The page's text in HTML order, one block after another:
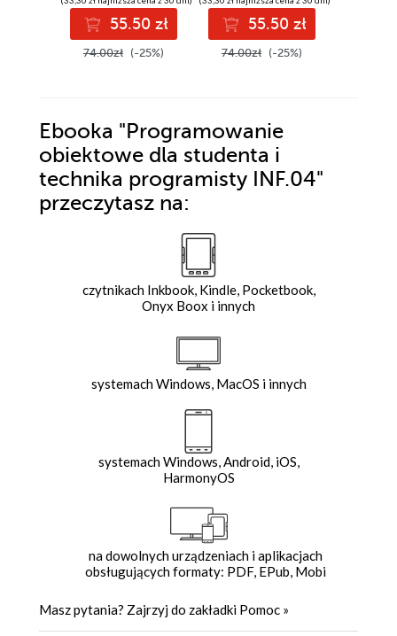
55.50 zł
74.00zł (-25%)
55.50 zł
74.00zł (-25%)
Ebooka "Programowanie
obiektowe dla studenta i
technika programisty INF.04"
przeczytasz na:
czytnikach Inkbook, Kindle, Pocketbook,
Onyx Boox i innych
systemach Windows, MacOS i innych
systemach Windows, Android, iOS,
HarmonyOS
na dowolnych urządzeniach i aplikacjach
obsługujących formaty: PDF, EPub, Mobi
Masz pytania? Zajrzyj do zakładki Pomoc »